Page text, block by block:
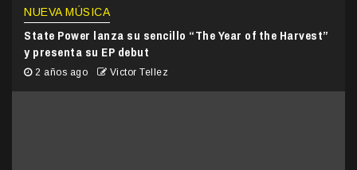
NUEVA MÚSICA
State Power lanza su sencillo “The Year of the Harvest”
y presenta su EP debut
2 años ago Victor Tellez